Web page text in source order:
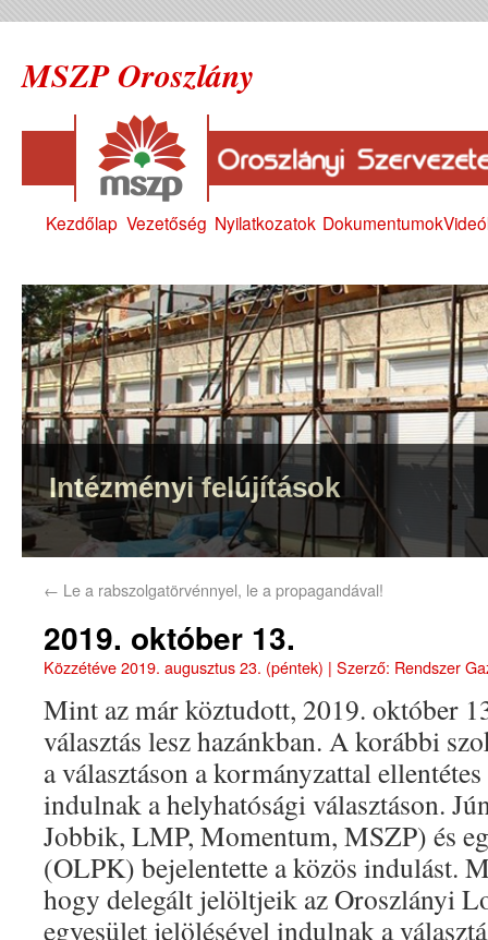
MSZP Oroszlány
Kezdőlap Vezetőség Nyilatkozatok Dokumentumok
Intézményi felújítások
← Le a rabszolgatörvénnyel, le a propagandával!
2019. október 13.
Közzétéve2019. augusztus 23. (péntek) | Szerző: Rendszer
Mint az már köztudott, 2019. október
választás lesz hazánkban. A korábbi
a választáson a kormányzattal
indulnak a helyhatósági választáson.
Jobbik, LMP, Momentum, MSZP) és
(OLPK) bejelentette a közös indulást.
hogy delegált jelöltjeik az Oroszlányi
egyesület jelölésével indulnak a